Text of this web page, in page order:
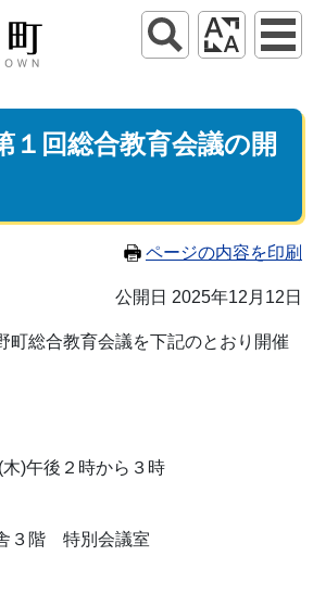
１回総合教育会議の開
ページの内容を印刷
公開日 2025年12月12日
町総合教育会議を下記のとおり開催
)午後２時から３時
３階 特別会議室